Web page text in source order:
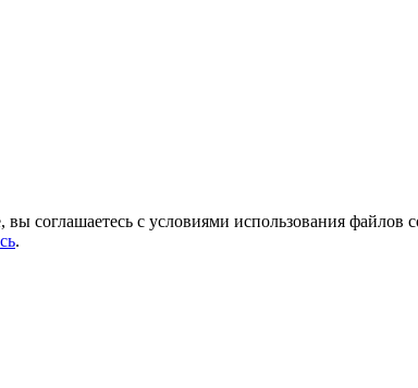
соглашаетесь с условиями использования файлов
.